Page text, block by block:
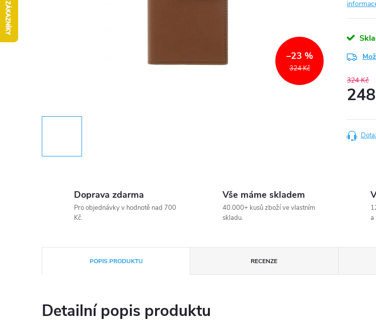
324 Kč
–23 %
324 Kč
cena:
Doprava zdarma
Pro objednávky v hodnotě nad 700
Kč.
Vše máme skladem
40.000+ kusů zboží ve vlastním
skladu.
a
POPIS PRODUKTU RECENZE
Detailní popis produktu